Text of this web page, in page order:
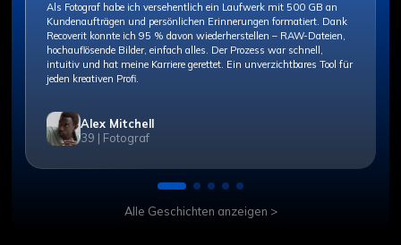
Als Fotograf habe ich versehentlich ein Laufwerk mit 500 GB an
Kundenaufträgen und persönlichen Erinnerungen formatiert. Dank
Recoverit konnte ich 95 % davon wiederherstellen – RAW-Dateien,
hochauflösende Bilder, einfach alles. Der Prozess war schnell,
intuitiv und hat meine Karriere gerettet. Ein unverzichtbares Tool für
jeden kreativen Profi.
Alex Mitchell
39 | Fotograf
Alle Geschichten anzeigen >